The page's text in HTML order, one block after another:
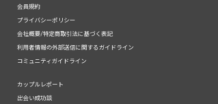
会員規約
プライバシーポリシー
会社概要/特定商取引法に基づく表記
利用者情報の外部送信に関するガイドライン
コミュニティガイドライン
カップルレポート
出会い成功談